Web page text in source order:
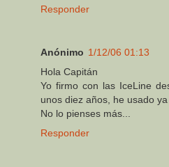
Responder
Anónimo 1/12/06 01:13
Hola Capitán
Yo firmo con las IceLine
unos diez años, he usado
No lo pienses más...
Responder